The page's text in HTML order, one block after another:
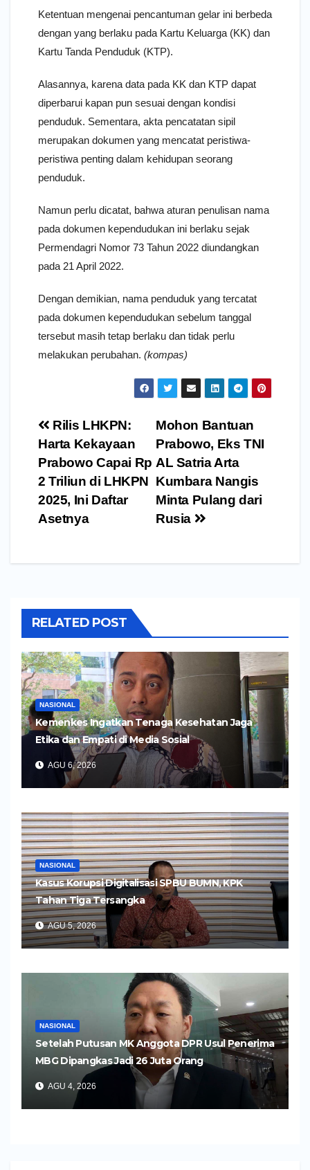
Ketentuan mengenai pencantuman gelar ini berbeda
dengan yang berlaku pada Kartu Keluarga (KK) dan
Kartu Tanda Penduduk (KTP).
Alasannya, karena data pada KK dan KTP dapat
diperbarui kapan pun sesuai dengan kondisi
penduduk. Sementara, akta pencatatan sipil
merupakan dokumen yang mencatat peristiwa-
peristiwa penting dalam kehidupan seorang
penduduk.
Namun perlu dicatat, bahwa aturan penulisan nama
pada dokumen kependudukan ini berlaku sejak
Permendagri Nomor 73 Tahun 2022 diundangkan
pada 21 April 2022.
Dengan demikian, nama penduduk yang tercatat
pada dokumen kependudukan sebelum tanggal
tersebut masih tetap berlaku dan tidak perlu
melakukan perubahan. (kompas)
Navigasi
pos
Mohon Bantuan
Prabowo, Eks TNI
AL Satria Arta
Kumbara Nangis
Minta Pulang dari
Rusia
Rilis LHKPN:
Harta Kekayaan
Prabowo Capai Rp
2 Triliun di LHKPN
2025, Ini Daftar
Asetnya
RELATED POST
NASIONAL
Kemenkes Ingatkan Tenaga Kesehatan Jaga
Etika dan Empati di Media Sosial
AGU 6, 2026
NASIONAL
Kasus Korupsi Digitalisasi SPBU BUMN, KPK
Tahan Tiga Tersangka
AGU 5, 2026
NASIONAL
Setelah Putusan MK Anggota DPR Usul Penerima
MBG Dipangkas Jadi 26 Juta Orang
AGU 4, 2026